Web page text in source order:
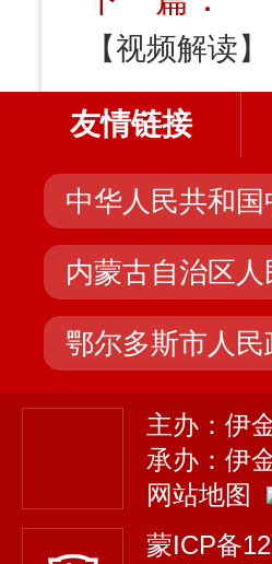
友情链接
中华人民共和
内蒙古自治区人
鄂尔多斯市人民
主办：伊
承办：伊
网站地图
蒙ICP备